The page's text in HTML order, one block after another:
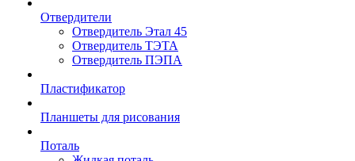
Отвердители
Отвердитель Этал 45
Отвердитель ТЭТА
Отвердитель ПЭПА
Пластификатор
Планшеты для рисования
Поталь